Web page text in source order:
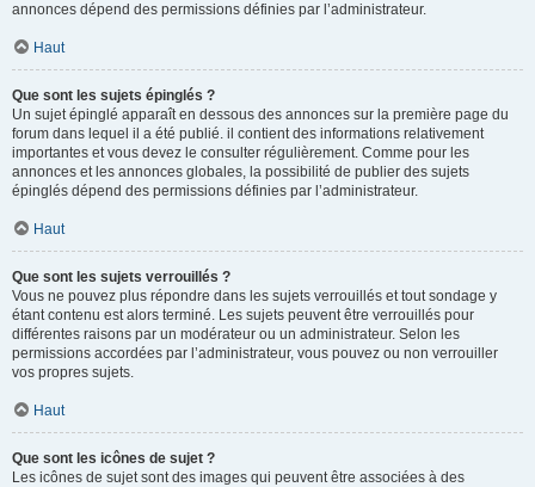
annonces dépend des permissions définies par l’administrateur.
Haut
Que sont les sujets épinglés ?
Un sujet épinglé apparaît en dessous des annonces sur la première page du
forum dans lequel il a été publié. il contient des informations relativement
importantes et vous devez le consulter régulièrement. Comme pour les
annonces et les annonces globales, la possibilité de publier des sujets
épinglés dépend des permissions définies par l’administrateur.
Haut
Que sont les sujets verrouillés ?
Vous ne pouvez plus répondre dans les sujets verrouillés et tout sondage y
étant contenu est alors terminé. Les sujets peuvent être verrouillés pour
différentes raisons par un modérateur ou un administrateur. Selon les
permissions accordées par l’administrateur, vous pouvez ou non verrouiller
vos propres sujets.
Haut
Que sont les icônes de sujet ?
Les icônes de sujet sont des images qui peuvent être associées à des